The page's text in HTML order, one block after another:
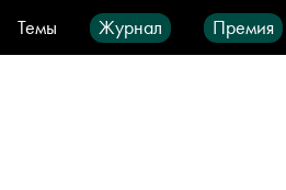
Темы Журнал Премия
Видео Город IT-продукты